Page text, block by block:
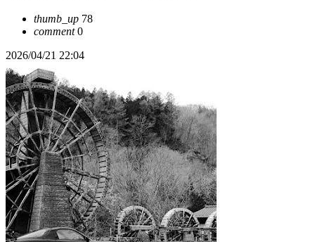
thumb_up 78
comment0
2026/04/21 22:04